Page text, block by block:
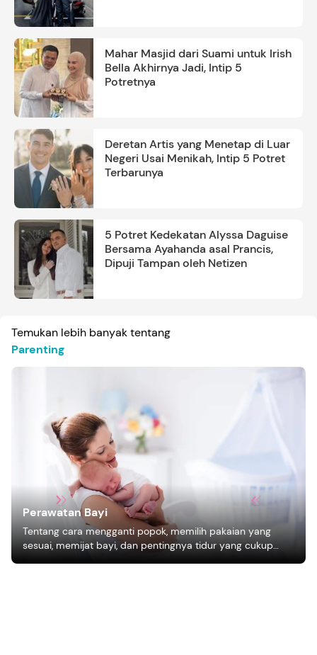
Mahar Masjid dari Suami untuk Irish
Bella Akhirnya Jadi, Intip 5
Potretnya
Deretan Artis yang Menetap di Luar
Negeri Usai Menikah, Intip 5 Potret
Terbarunya
5 Potret Kedekatan Alyssa Daguise
Bersama Ayahanda asal Prancis,
Dipuji Tampan oleh Netizen
Temukan lebih banyak tentang
Parenting
Perawatan Bayi
Tentang cara mengganti popok, memilih pakaian yang
sesuai, memijat bayi, dan pentingnya tidur yang cukup
bagi pertumbuhan bayi.